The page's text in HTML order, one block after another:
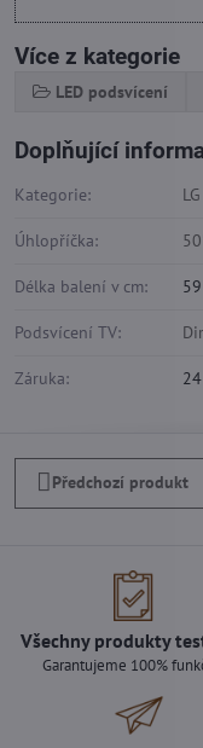
Více z kategorie
LED podsvícení
Doplňující
Kategorie:
Úhlopříčka:
Délka balení v cm: 59
Podsvícení TV:
Záruka:
Předchozí produkt
Všechny produkty
Garantujeme 100%